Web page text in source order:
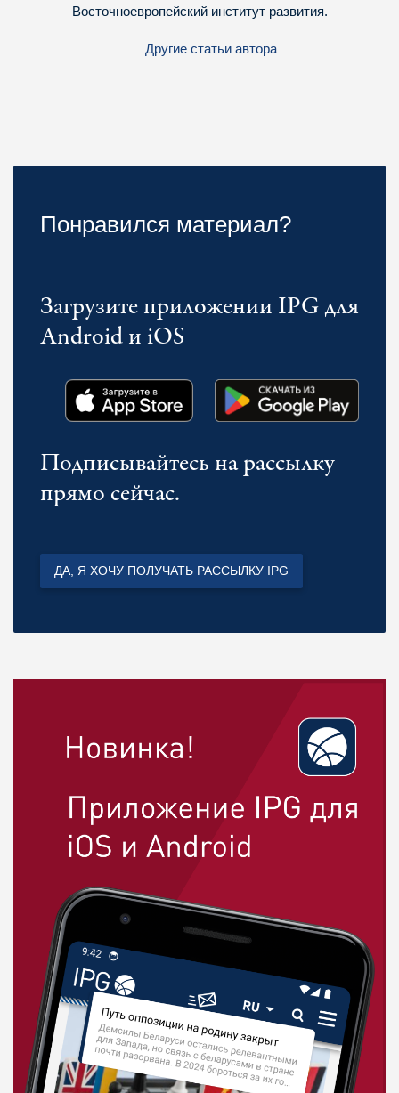
Восточноевропейский институт развития.
Другие статьи автора
Понравился материал?
Загрузите приложении IPG для
Android и iOS
Подписывайтесь на рассылку
прямо сейчас.
ДА, Я ХОЧУ ПОЛУЧАТЬ РАССЫЛКУ IPG